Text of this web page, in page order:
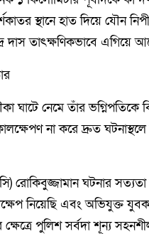
স্থানে হাত দিয়ে যৌন
দাস তাৎক্ষণিকভাবে
ঘাটে নেমে তাঁর ভগ্নিপতিকে
না করে দ্রুত
(ওসি) রোকিবুজ্জামান ঘটনার
নিয়েছি এবং অভিযুক্ত
পুলিশ সর্বদা শূন্য